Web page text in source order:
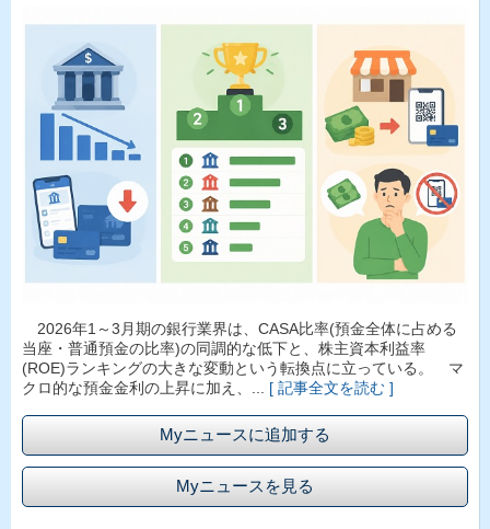
2026年1～3月期の銀行業界は、CASA比率(預金全体に占める
当座・普通預金の比率)の同調的な低下と、株主資本利益率
(ROE)ランキングの大きな変動という転換点に立っている。 マ
クロ的な預金金利の上昇に加え、... [ 記事全文を読む ]
Myニュースに追加する
Myニュースを見る